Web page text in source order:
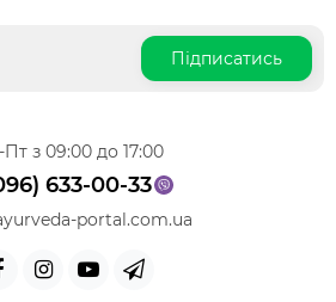
Підписатись
з 09:00 до 17:00
633-00-33
portal.com.ua